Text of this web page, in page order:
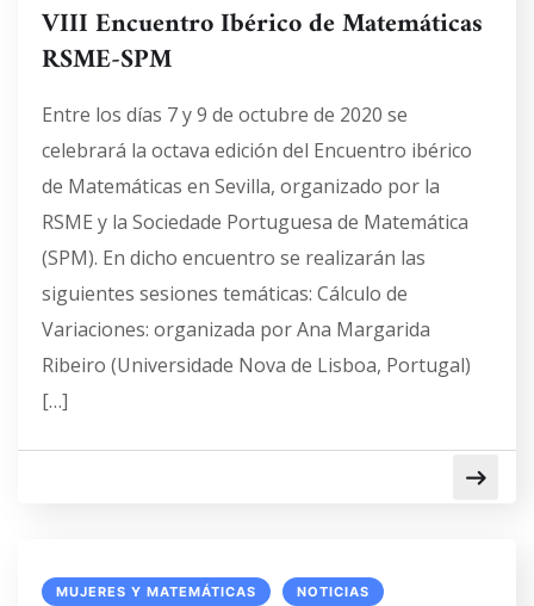
VIII Encuentro Ibérico de Matemáticas
RSME-SPM
Entre los días 7 y 9 de octubre de 2020 se
celebrará la octava edición del Encuentro ibérico
de Matemáticas en Sevilla, organizado por la
RSME y la Sociedade Portuguesa de Matemática
(SPM). En dicho encuentro se realizarán las
siguientes sesiones temáticas: Cálculo de
Variaciones: organizada por Ana Margarida
Ribeiro (Universidade Nova de Lisboa, Portugal)
[…]
MUJERES Y MATEMÁTICAS NOTICIAS